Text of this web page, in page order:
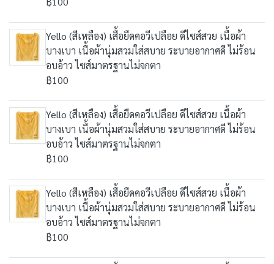
Yello (สีเหลือง) เสื้อยืดคอวีเปลือย ดีไซส์สวย เนื้อผ้า
บางเบา เนื้อผ้านุ่มสวมใส่สบาย ระบายอากาศดี ไม่ร้อน
อบอ้าว ไซส์มาตรฐานไม่จกตา
฿100
Yello (สีเหลือง) เสื้อยืดคอวีเปลือย ดีไซส์สวย เนื้อผ้า
บางเบา เนื้อผ้านุ่มสวมใส่สบาย ระบายอากาศดี ไม่ร้อน
อบอ้าว ไซส์มาตรฐานไม่จกตา
฿100
Yello (สีเหลือง) เสื้อยืดคอวีเปลือย ดีไซส์สวย เนื้อผ้า
บางเบา เนื้อผ้านุ่มสวมใส่สบาย ระบายอากาศดี ไม่ร้อน
อบอ้าว ไซส์มาตรฐานไม่จกตา
฿100